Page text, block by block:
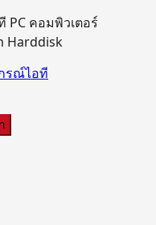
PC คอมพิวเตอร์
Harddisk
รณ์ไอที